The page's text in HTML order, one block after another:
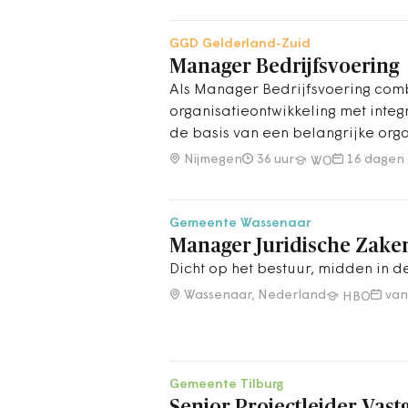
GGD Gelderland-Zuid
Manager Bedrijfsvoering
Als Manager Bedrijfsvoering
organisatieontwikkeling met
de basis van een belangrijke
van een nieuwe integrale
Nijmegen 36 uur WO 16
Gemeente Wassenaar
Manager Juridische
Dicht op het bestuur, midden in
Wassenaar, Nederland HBO
Gemeente Tilburg